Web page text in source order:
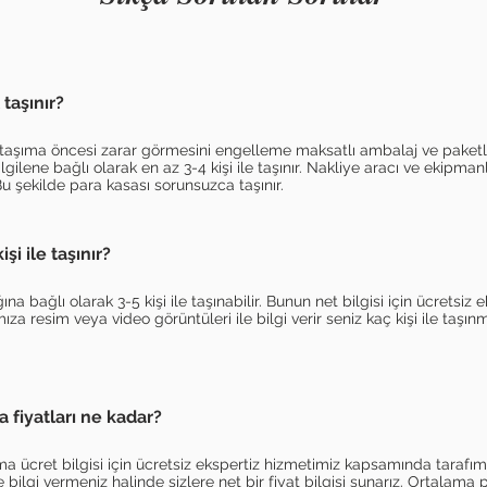
?
öncesi zarar görmesini engelleme maksatlı ambalaj ve
bağlı olarak en az 3-4 kişi ile taşınır. Nakliye aracı ve
şekilde para kasası sorunsuzca taşınır.
ile taşınır?
bağlı olarak 3-5 kişi ile taşınabilir. Bunun net bilgisi için ücretsiz
resim veya video görüntüleri ile bilgi verir seniz kaç kişi ile
fiyatları ne kadar?
ücret bilgisi için ücretsiz ekspertiz hizmetimiz kapsamında
vermeniz halinde sizlere net bir fiyat bilgisi sunarız. Ortalama